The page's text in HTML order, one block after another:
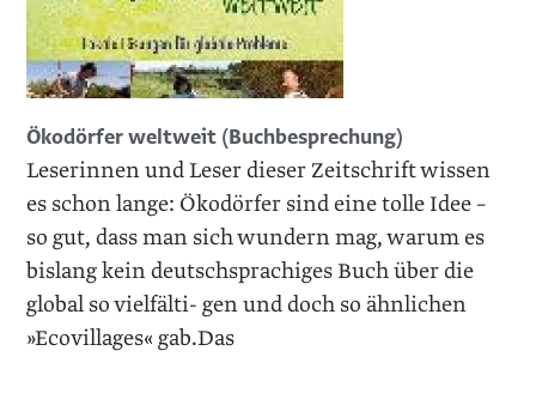
Ökodörfer weltweit (Buchbesprechung)
Leserinnen und Leser dieser Zeitschrift wissen
es schon lange: Ökodörfer sind eine tolle Idee –
so gut, dass man sich wundern mag, warum es
bislang kein deutschsprachiges Buch über die
global so vielfälti- gen und doch so ähnlichen
»Ecovillages« gab.Das